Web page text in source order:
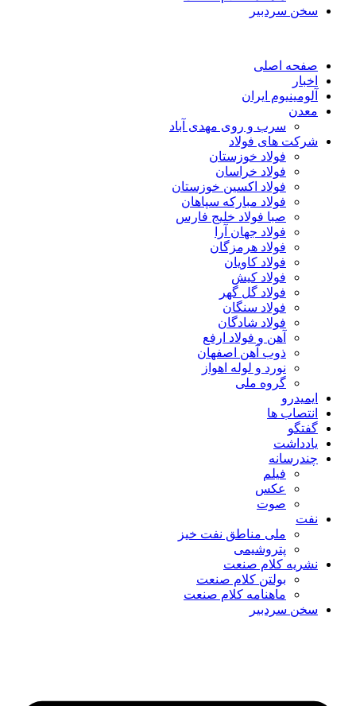
سخن سردبیر
صفحه اصلی
اخبار
آلومینیوم ایران
معدن
سرب و روی مهدی آباد
شرکت های فولاد
فولاد خوزستان
فولاد خراسان
فولاد اکسین خوزستان
فولاد مبارکه سپاهان
صبا فولاد خلیج فارس
فولاد جهان آرا
فولاد هرمزگان
فولاد کاویان
فولاد کیش
فولاد گل گهر
فولاد سنگان
فولاد شادگان
آهن و فولاد ارفع
ذوب آهن اصفهان
نورد و لوله اهواز
گروه ملی
ایمیدرو
انتصاب ها
گفتگو
یادداشت
چندرسانه
فیلم
عکس
صوت
نفت
ملی مناطق نفت خیز
پتروشیمی
نشریه کلام صنعت
بولتن کلام صنعت
ماهنامه کلام صنعت
سخن سردبیر